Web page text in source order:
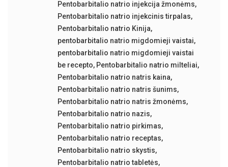
Pentobarbitalio natrio injekcija žmonėms,
Pentobarbitalio natrio injekcinis tirpalas,
Pentobarbitalio natrio Kinija,
pentobarbitalio natrio migdomieji vaistai,
pentobarbitalio natrio migdomieji vaistai
be recepto, Pentobarbitalio natrio milteliai,
Pentobarbitalio natrio natris kaina,
Pentobarbitalio natrio natris šunims,
Pentobarbitalio natrio natris žmonėms,
Pentobarbitalio natrio nazis,
Pentobarbitalio natrio pirkimas,
Pentobarbitalio natrio receptas,
Pentobarbitalio natrio skystis,
Pentobarbitalio natrio tabletės,